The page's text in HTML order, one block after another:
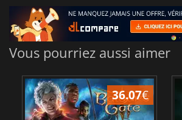
Vous pourriez aussi aimer
36.07€